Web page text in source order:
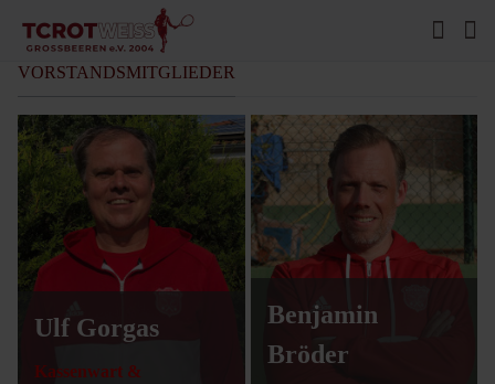
VORSTANDSMITGLIEDER
Ulf Gorgas
Kassenwart &
Benjamin
Bröder